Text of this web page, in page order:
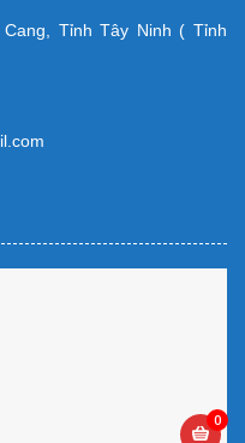
Tỉnh Tây Ninh ( Tỉnh
0